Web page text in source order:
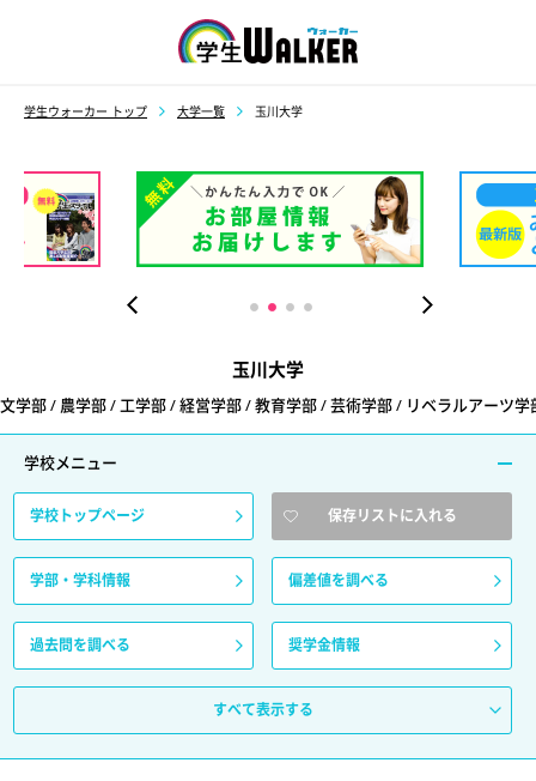
学生ウォーカー トップ 大学一覧 玉川大学
玉川大学
文学部 / 農学部 / 工学部 / 経営学部 / 教育学部 / 芸術学部 / リベラルアーツ学
学校メニュー
学校トップページ 保存リストに入れる
学部・学科情報 偏差値を調べる
過去問を調べる 奨学金情報
すべて表示する